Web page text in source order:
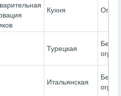
Кухня
Турецкая
Без
Итальянская
Без